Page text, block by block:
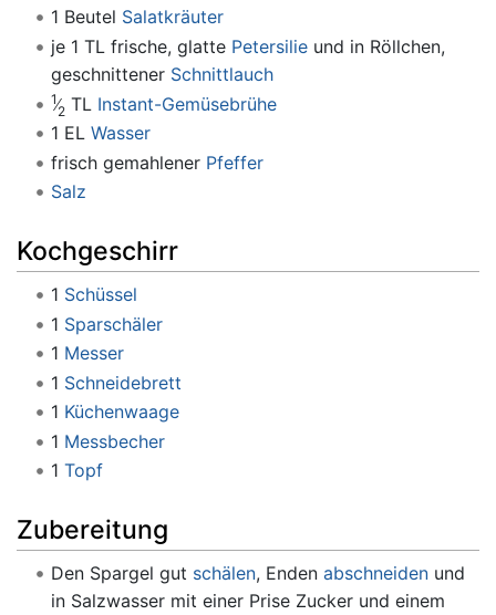
1 Beutel Salatkräuter
je 1 TL frische, glatte Petersilieund in Röllchen,
geschnittener Schnittlauch
1
2TL Instant-Gemüsebrühe
1 EL Wasser
frisch gemahlener Pfeffer
Salz
Kochgeschirr
1 Schüssel
1 Sparschäler
1 Messer
1 Schneidebrett
1 Küchenwaage
1 Messbecher
1 Topf
Zubereitung
Den Spargel gut schälen, Enden abschneidenund
in Salzwasser mit einer Prise Zucker und einem